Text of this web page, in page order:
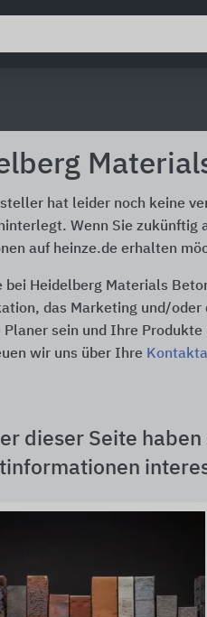
hat leider noch keine
Wenn Sie zukünftig
auf heinze.de erhalten
bei Heidelberg Materials
das Marketing und/
Planer sein und Ihre
wir uns über Ihre
dieser Seite